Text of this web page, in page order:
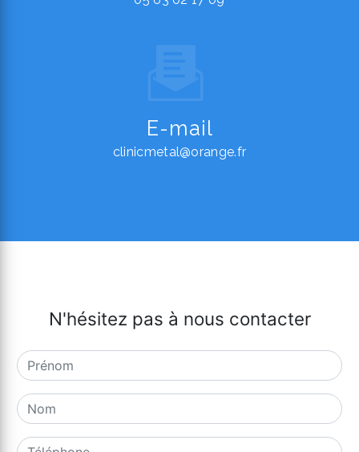
E-mail
clinicmetal@orange.fr
N'hésitez pas à nous contacter